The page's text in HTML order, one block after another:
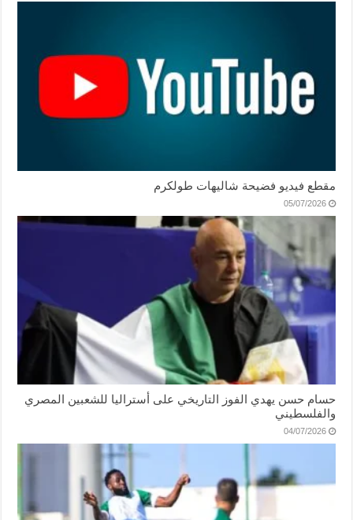
مقطع فيديو فضيحة شاليهات طولكرم
05/07/2026
حسام حسن يهدي الفوز التاريخي على أستراليا للشعبين المصري
والفلسطيني
04/07/2026